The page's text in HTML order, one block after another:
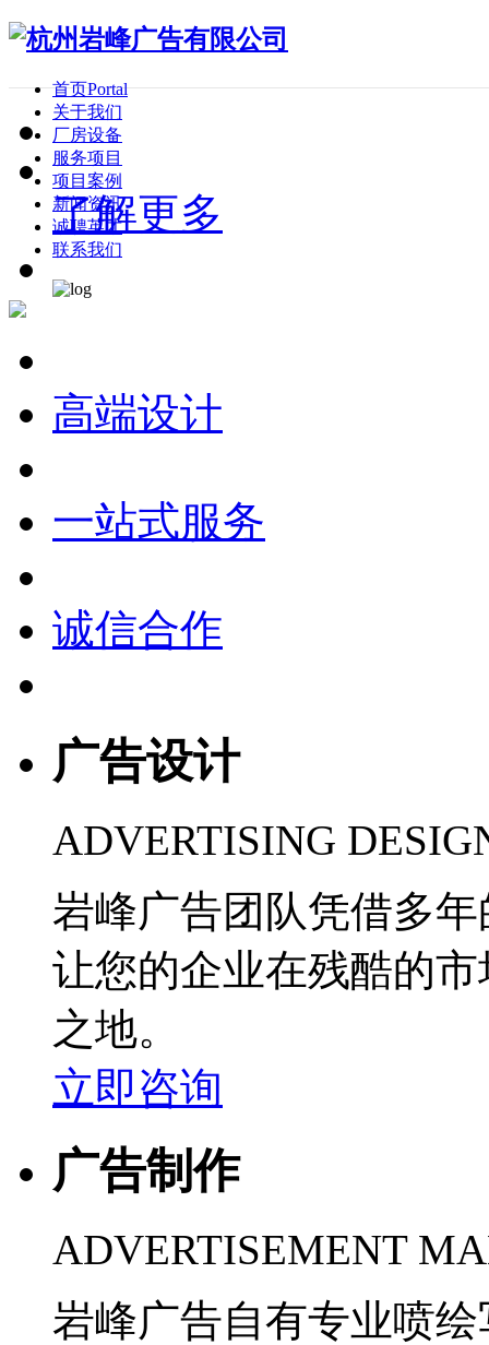
首页Portal
关于我们
厂房设备
服务项目
项目案例
新闻资讯
诚聘英才
联系我们
了解更多
高端设计
一站式服务
诚信合作
广告设计
ADVERTISING
岩峰广告团队凭借多
让您的企业在残酷的
之地。
立即咨询
广告制作
ADVERTISEMENT
岩峰广告自有专业喷